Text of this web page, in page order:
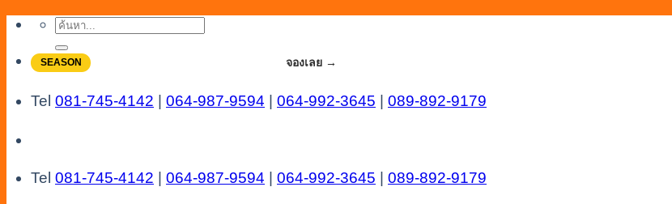
Skip
content
ค้นหา:
SEASON จองเลย →
Tel 081-745-4142 064-987-9594 064-992-3645 089-892-9179
Tel 081-745-4142 064-987-9594 064-992-3645 089-892-9179